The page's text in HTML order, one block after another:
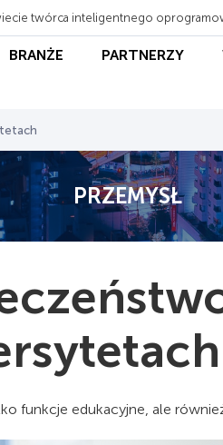
twórca inteligentnego
BRANŻE PARTNERZY
PRZEMYSŁ
funkcje edukacyjne, ale